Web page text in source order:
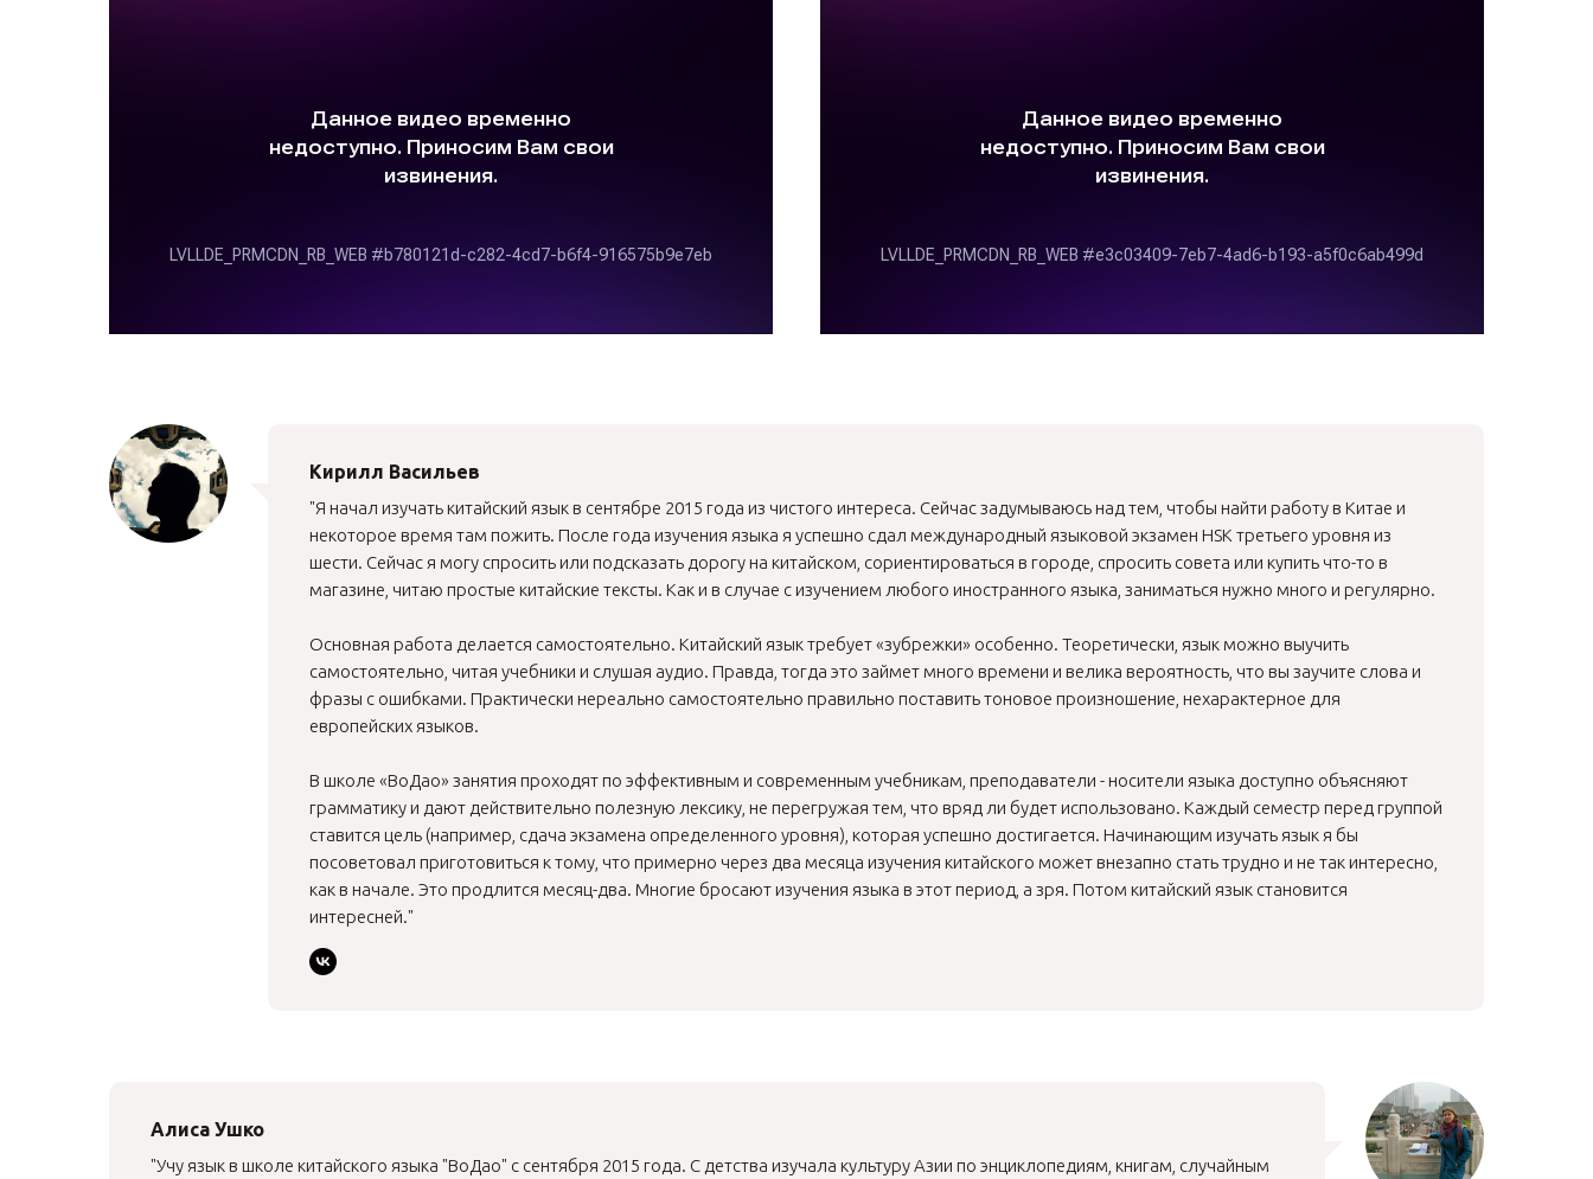
Кирилл Васильев
"Я начал изучать китайский язык в сентябре 2015 года из чистого интереса. Сейчас задумываюсь над тем, чтобы найти работу в Китае и
некоторое время там пожить. После года изучения языка я успешно сдал международный языковой экзамен HSK третьего уровня из
шести. Сейчас я могу спросить или подсказать дорогу на китайском, сориентироваться в городе, спросить совета или купить что-то в
магазине, читаю простые китайские тексты. Как и в случае с изучением любого иностранного языка, заниматься нужно много и регулярно.
Основная работа делается самостоятельно. Китайский язык требует «зубрежки» особенно. Теоретически, язык можно выучить
самостоятельно, читая учебники и слушая аудио. Правда, тогда это займет много времени и велика вероятность, что вы заучите слова и
фразы с ошибками. Практически нереально самостоятельно правильно поставить тоновое произношение, нехарактерное для
европейских языков.
В школе «ВоДао» занятия проходят по эффективным и современным учебникам, преподаватели - носители языка доступно объясняют
грамматику и дают действительно полезную лексику, не перегружая тем, что вряд ли будет использовано. Каждый семестр перед группой
ставится цель (например, сдача экзамена определенного уровня), которая успешно достигается. Начинающим изучать язык я бы
посоветовал приготовиться к тому, что примерно через два месяца изучения китайского может внезапно стать трудно и не так интересно,
как в начале. Это продлится месяц-два. Многие бросают изучения языка в этот период, а зря. Потом китайский язык становится
интересней."
Алиса Ушко
"Учу язык в школе китайского языка "ВоДао" с сентября 2015 года. С детства изучала культуру Азии по энциклопедиям, книгам, случайным